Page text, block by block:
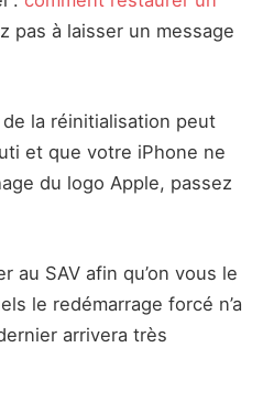
pas à laisser un message
la réinitialisation peut
et que votre iPhone ne
du logo Apple, passez
SAV afin qu’on vous le
le redémarrage forcé n’a
arrivera très